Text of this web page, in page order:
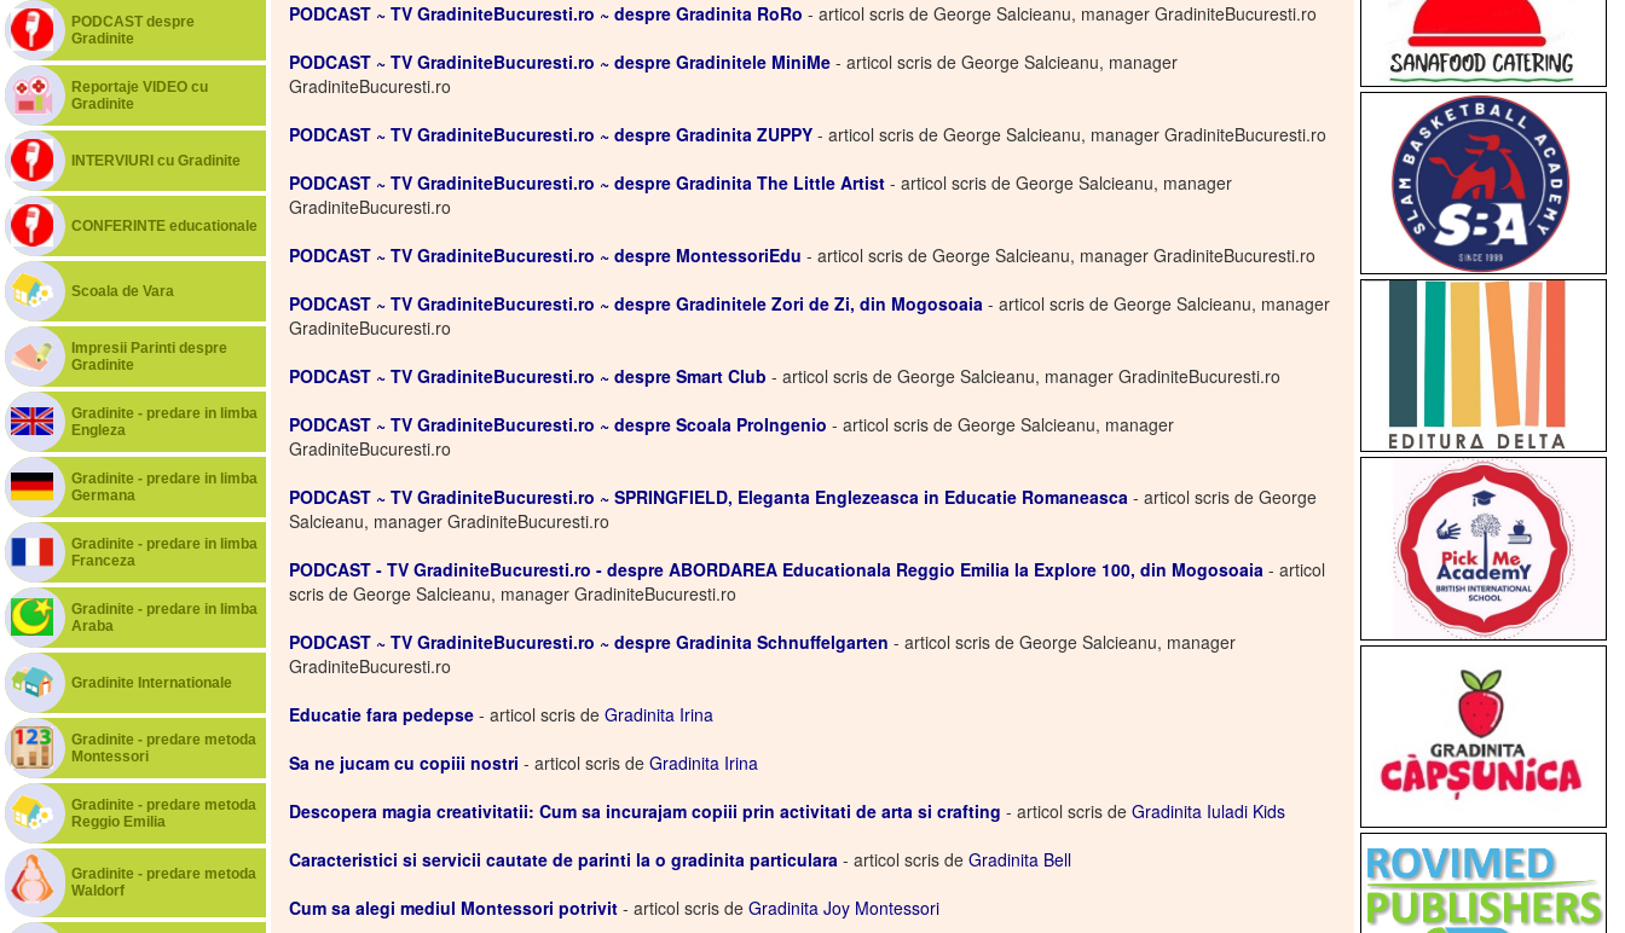
PODCAST despre
Gradinite
Reportaje VIDEO cu
Gradinite
INTERVIURI cu Gradinite
CONFERINTE educationale
Scoala de Vara
Impresii Parinti despre
Gradinite
Gradinite - predare in limba
Engleza
Gradinite - predare in limba
Germana
Gradinite - predare in limba
Franceza
Gradinite - predare in limba
Araba
Gradinite Internationale
Gradinite - predare metoda
Montessori
Gradinite - predare metoda
Reggio Emilia
Gradinite - predare metoda
Waldorf
PODCAST ~ TV GradiniteBucuresti.ro ~ despre Gradinita RoRo - articol scris de George Salcieanu, manager GradiniteBucuresti.ro
PODCAST ~ TV GradiniteBucuresti.ro ~ despre Gradinitele MiniMe - articol scris de George Salcieanu, manager
GradiniteBucuresti.ro
PODCAST ~ TV GradiniteBucuresti.ro ~ despre Gradinita ZUPPY - articol scris de George Salcieanu, manager GradiniteBucuresti.ro
PODCAST ~ TV GradiniteBucuresti.ro ~ despre Gradinita The Little Artist - articol scris de George Salcieanu, manager
GradiniteBucuresti.ro
PODCAST ~ TV GradiniteBucuresti.ro ~ despre MontessoriEdu - articol scris de George Salcieanu, manager GradiniteBucuresti.ro
PODCAST ~ TV GradiniteBucuresti.ro ~ despre Gradinitele Zori de Zi, din Mogosoaia - articol scris de George Salcieanu, manager
GradiniteBucuresti.ro
PODCAST ~ TV GradiniteBucuresti.ro ~ despre Smart Club - articol scris de George Salcieanu, manager GradiniteBucuresti.ro
PODCAST ~ TV GradiniteBucuresti.ro ~ despre Scoala ProIngenio - articol scris de George Salcieanu, manager
GradiniteBucuresti.ro
PODCAST ~ TV GradiniteBucuresti.ro ~ SPRINGFIELD, Eleganta Englezeasca in Educatie Romaneasca - articol scris de George
Salcieanu, manager GradiniteBucuresti.ro
PODCAST - TV GradiniteBucuresti.ro - despre ABORDAREA Educationala Reggio Emilia la Explore 100, din Mogosoaia - articol
scris de George Salcieanu, manager GradiniteBucuresti.ro
PODCAST ~ TV GradiniteBucuresti.ro ~ despre Gradinita Schnuffelgarten - articol scris de George Salcieanu, manager
GradiniteBucuresti.ro
Educatie fara pedepse - articol scris de Gradinita Irina
Sa ne jucam cu copiii nostri - articol scris de Gradinita Irina
Descopera magia creativitatii: Cum sa incurajam copiii prin activitati de arta si crafting - articol scris de Gradinita Iuladi Kids
Caracteristici si servicii cautate de parinti la o gradinita particulara - articol scris de Gradinita Bell
Cum sa alegi mediul Montessori potrivit - articol scris de Gradinita Joy Montessori